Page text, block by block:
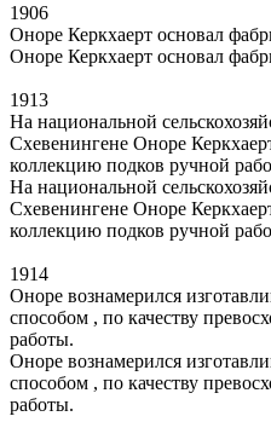
1906
Оноре Керкхаерт основал
Оноре Керкхаерт основал
1913
На национальной
Схевенингене Оноре
коллекцию подков ручной
На национальной
Схевенингене Оноре
коллекцию подков ручной
1914
Оноре вознамерился
способом , по качеству
работы.
Оноре вознамерился
способом , по качеству
работы.